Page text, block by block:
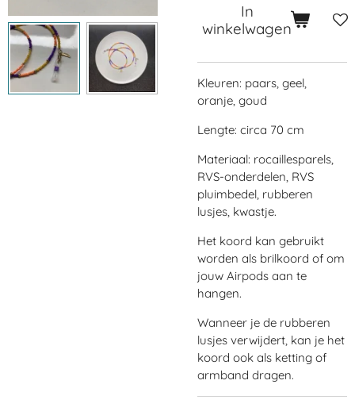
In
winkelwagen
Kleuren: paars, geel,
oranje, goud
Lengte: circa 70 cm
Materiaal: rocaillesparels,
RVS-onderdelen, RVS
pluimbedel, rubberen
lusjes, kwastje.
Het koord kan gebruikt
worden als brilkoord of om
jouw Airpods aan te
hangen.
Wanneer je de rubberen
lusjes verwijdert, kan je het
koord ook als ketting of
armband dragen.